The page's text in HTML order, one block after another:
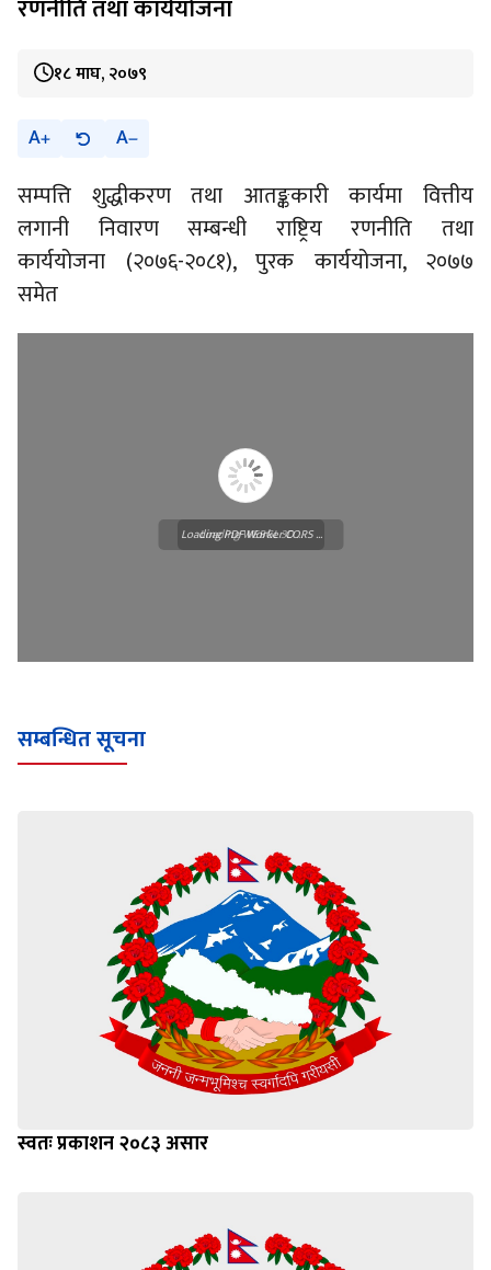
रणनीति तथा कार्ययोजना
१८ माघ, २०७९
A A
सम्पत्ति शुद्धीकरण तथा आतङ्ककारी कार्यमा वित्तीय
लगानी निवारण सम्बन्धी राष्ट्रिय रणनीति तथा
कार्ययोजना (२०७६-२०८१), पुरक कार्ययोजना, २०७७
समेत
Loading WEBGL 3D ...
Loading PDF Worker CORS ...
सम्बन्धित सूचना
स्वतः प्रकाशन २०८३ असार